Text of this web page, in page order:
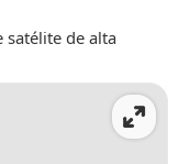
satélite de alta